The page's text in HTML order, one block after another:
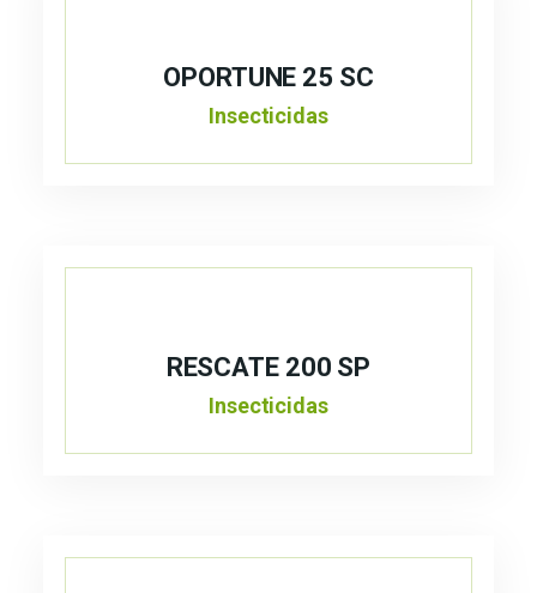
OPORTUNE 25 SC
Insecticidas
RESCATE 200 SP
Insecticidas